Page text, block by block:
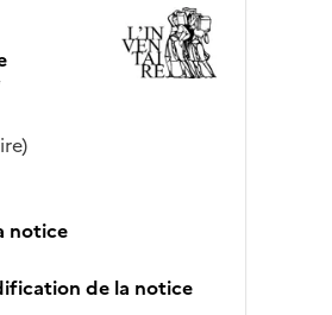
notice
de la notice